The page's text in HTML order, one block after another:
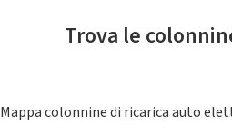
Trova le
Mappa colonnine di ricarica auto